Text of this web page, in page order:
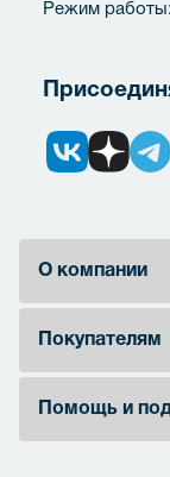
Режим
О компании
Покупателям
Помощь и